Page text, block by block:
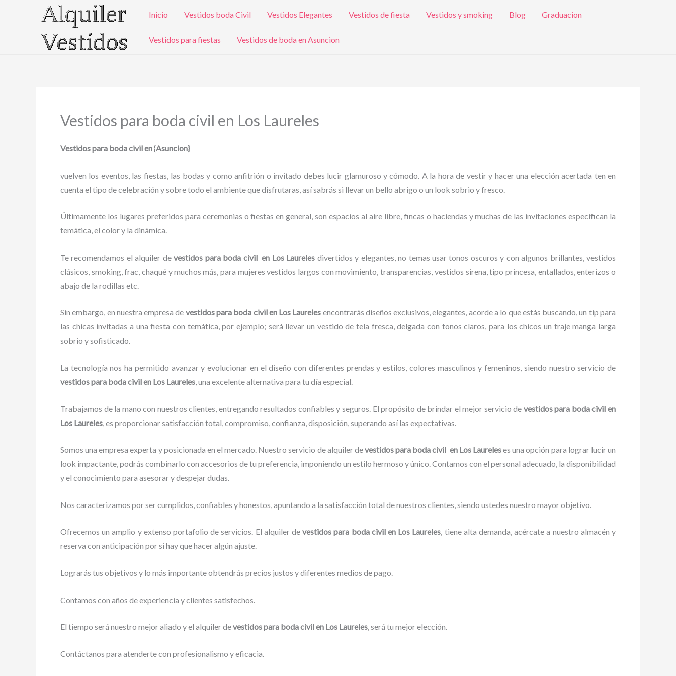
Inicio Vestidos boda Civil Vestidos Elegantes Vestidos de fiesta Vestidos y smoking Blog Graduacion
Vestidos para fiestas Vestidos de boda en Asuncion
Vestidos para boda civil en Los Laureles
Vestidos para boda civil en{Asuncion}
vuelven los eventos, las fiestas, las bodas y como anfitrión o invitado debes lucir glamuroso y cómodo. A la hora de vestir y hacer una elección acertada ten en
cuenta el tipo de celebración y sobre todo el ambiente que disfrutaras, así sabrás si llevar un bello abrigo o un look sobrio y fresco.
Últimamente los lugares preferidos para ceremonias o fiestas en general, son espacios al aire libre, fincas o haciendas y muchas de las invitaciones especifican la
temática, el color y la dinámica.
Te recomendamos el alquiler devestidos para boda civil en Los Laureles divertidos y elegantes, no temas usar tonos oscuros y con algunos brillantes, vestidos
clásicos, smoking, frac, chaqué y muchos más, para mujeres vestidos largos con movimiento, transparencias, vestidos sirena, tipo princesa, entallados, enterizos o
abajo de la rodillas etc.
Sin embargo, en nuestra empresa de vestidos para boda civil en Los Laureles encontrarás diseños exclusivos, elegantes, acorde a lo que estás buscando, un tip para
las chicas invitadas a una fiesta con temática, por ejemplo; será llevar un vestido de tela fresca, delgada con tonos claros, para los chicos un traje manga larga
sobrio y sofisticado.
La tecnología nos ha permitido avanzar y evolucionar en el diseño con diferentes prendas y estilos, colores masculinos y femeninos, siendo nuestro servicio de
vestidos para boda civil en Los Laureles, una excelente alternativa para tu día especial.
Trabajamos de la mano con nuestros clientes, entregando resultados confiables y seguros. El propósito de brindar el mejor servicio de vestidos para boda civil en
Los Laureles , es proporcionar satisfacción total, compromiso, confianza, disposición, superando así las expectativas.
Somos una empresa experta y posicionada en el mercado. Nuestro servicio de alquiler devestidos para boda civil en Los Laureleses una opción para lograr lucir un
look impactante, podrás combinarlo con accesorios de tu preferencia, imponiendo un estilo hermoso y único.Contamos con el personal adecuado, la disponibilidad
y el conocimiento para asesorar y despejar dudas.
Nos caracterizamos por ser cumplidos, confiables y honestos, apuntando a la satisfacción total de nuestros clientes, siendo ustedes nuestro mayor objetivo.
Ofrecemos un amplio y extenso portafolio de servicios. El alquiler devestidos para boda civil en Los Laureles, tiene alta demanda, acércate a nuestro almacén y
reserva con anticipación por si hay que hacer algún ajuste.
Lograrás tus objetivos y lo más importante obtendrás precios justos y diferentes medios de pago.
Contamos con años de experiencia y clientes satisfechos.
El tiempo será nuestro mejor aliado yel alquiler devestidos para boda civil en Los Laureles, será tu mejor elección.
Contáctanos para atenderte con profesionalismo y eficacia.